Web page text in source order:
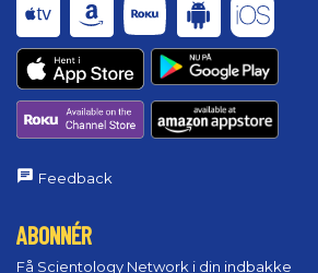
Feedback
ABONNÉR
Få Scientology Network i din indbakke